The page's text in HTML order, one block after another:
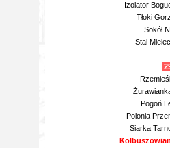
Izolator
Tłoki
Sokół
Stal
Pogoń
Polonia
Siarka